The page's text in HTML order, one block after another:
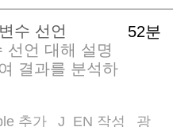
52분
수 선언
선언 대해 설명
결과를 분석하
추가 J_EN 작성
광